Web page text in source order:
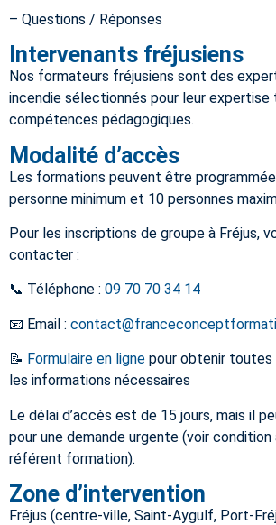
– Questions / Réponses
Intervenants fréjusiens
Nos formateurs fréjusiens sont des
incendie sélectionnés pour leur expertise
compétences pédagogiques.
Modalité d’accès
Les formations peuvent être
personne minimum et 10 personnes
Pour les inscriptions de groupe à Fréjus,
contacter :
📞 Téléphone : 09 70 70 34 14
📧 Email :
📝 Formulaire en ligne pour obtenir toutes
les informations nécessaires
Le délai d’accès est de 15 jours, mais il
pour une demande urgente (voir condition
référent formation).
Zone d’intervention
Fréjus (centre-ville, Saint-Aygulf, Port-